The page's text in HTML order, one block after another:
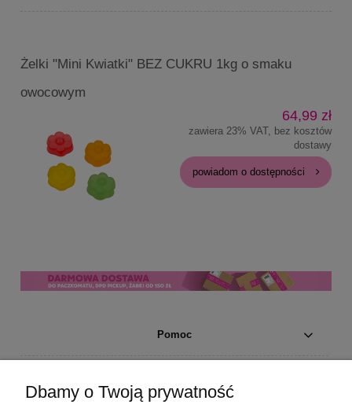
Żelki "Mini Kwiatki" BEZ CUKRU 1kg o smaku
owocowym
64,99 zł
zawiera 23% VAT, bez kosztów
dostawy
powiadom o dostępności
Pomoc
Dbamy o Twoją prywatność